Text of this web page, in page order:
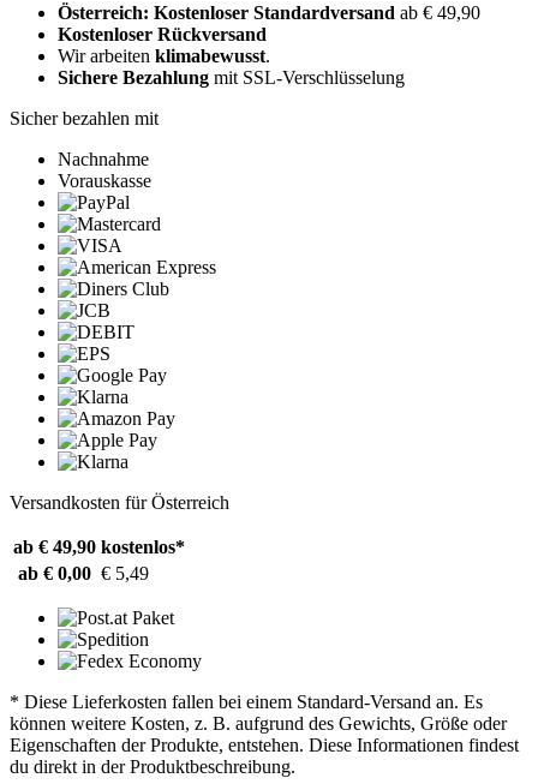
Österreich: Kostenloser Standardversand ab € 49,90
Kostenloser Rückversand
Wir arbeiten klimabewusst.
Sichere Bezahlung mit SSL-Verschlüsselung
Sicher bezahlen mit
Nachnahme
Vorauskasse
Versandkosten für Österreich
ab € 49,90 kostenlos*
ab € 0,00 € 5,49
* Diese Lieferkosten fallen bei einem Standard-Versand an. Es
können weitere Kosten, z. B. aufgrund des Gewichts, Größe oder
Eigenschaften der Produkte, entstehen. Diese Informationen findest
du direkt in der Produktbeschreibung.